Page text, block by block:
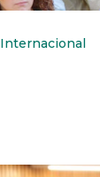
Internacional